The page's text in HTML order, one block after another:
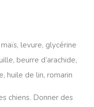
levure, glycérine
beurre d’arachide,
huile de lin, romarin
chiens. Donner des